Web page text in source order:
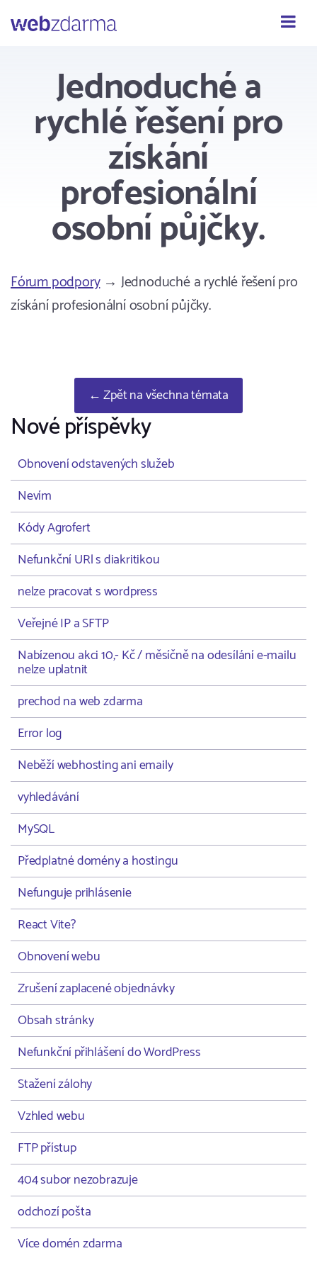
Webzdarma
Jednoduché a
rychlé řešení pro
získání
profesionální
osobní půjčky.
Fórum podpory→ Jednoduché a rychlé řešení pro
získání profesionální osobní půjčky.
← Zpět na všechna témata
Nové příspěvky
Obnovení odstavených služeb
Nevím
Kódy Agrofert
Nefunkční URl s diakritikou
nelze pracovat s wordpress
Veřejné IP a SFTP
Nabízenou akci 10,- Kč / měsíčně na odesílání e-mailu
nelze uplatnit
prechod na web zdarma
Error log
Neběží webhosting ani emaily
vyhledávání
MySQL
Předplatné domény a hostingu
Nefunguje prihlásenie
React Vite?
Obnovení webu
Zrušení zaplacené objednávky
Obsah stránky
Nefunkční přihlášení do WordPress
Stažení zálohy
Vzhled webu
FTP přístup
404 subor nezobrazuje
odchozí pošta
Více domén zdarma